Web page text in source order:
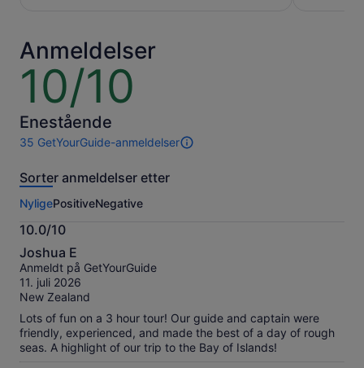
Anmeldelser
10/10
10
10
Enestående
35 GetYourGuide-anmeldelser
35
av
opplevelsen.
Mer
informasjon
om
våre
verifiserte
anmeldelser.
Sorter anmeldelser etter
NyligePositiveNegative
10.0/10
10.0
av
10
Joshua E
Anmeldt på GetYourGuide
11. juli 2026
New Zealand
Lots of fun on a 3 hour tour! Our guide and captain were
friendly, experienced, and made the best of a day of rough
seas. A highlight of our trip to the Bay of Islands!